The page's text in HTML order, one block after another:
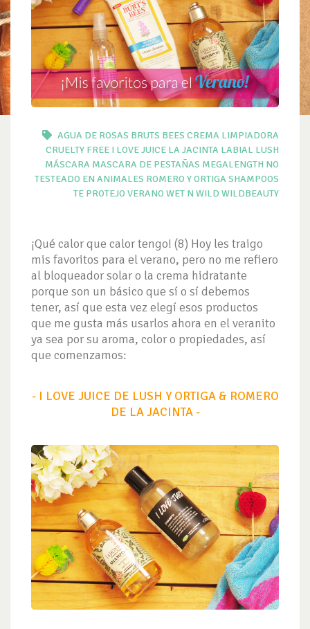
AGUA DE ROSAS BRUTS BEES CREMA LIMPIADORA
CRUELTY FREE I LOVE JUICE LA JACINTA LABIAL LUSH
MÁSCARA MASCARA DE PESTAÑAS MEGALENGTH NO
TESTEADO EN ANIMALES ROMERO Y ORTIGA SHAMPOOS
TE PROTEJO VERANO WET N WILD WILDBEAUTY
¡Qué calor que calor tengo! (8) Hoy les traigo
mis favoritos para el verano, pero no me refiero
al bloqueador solar o la crema hidratante
porque son un básico que sí o sí debemos
tener, así que esta vez elegí esos productos
que me gusta más usarlos ahora en el veranito
ya sea por su aroma, color o propiedades, así
que comenzamos:
- I LOVE JUICE DE LUSH Y ORTIGA & ROMERO
DE LA JACINTA -